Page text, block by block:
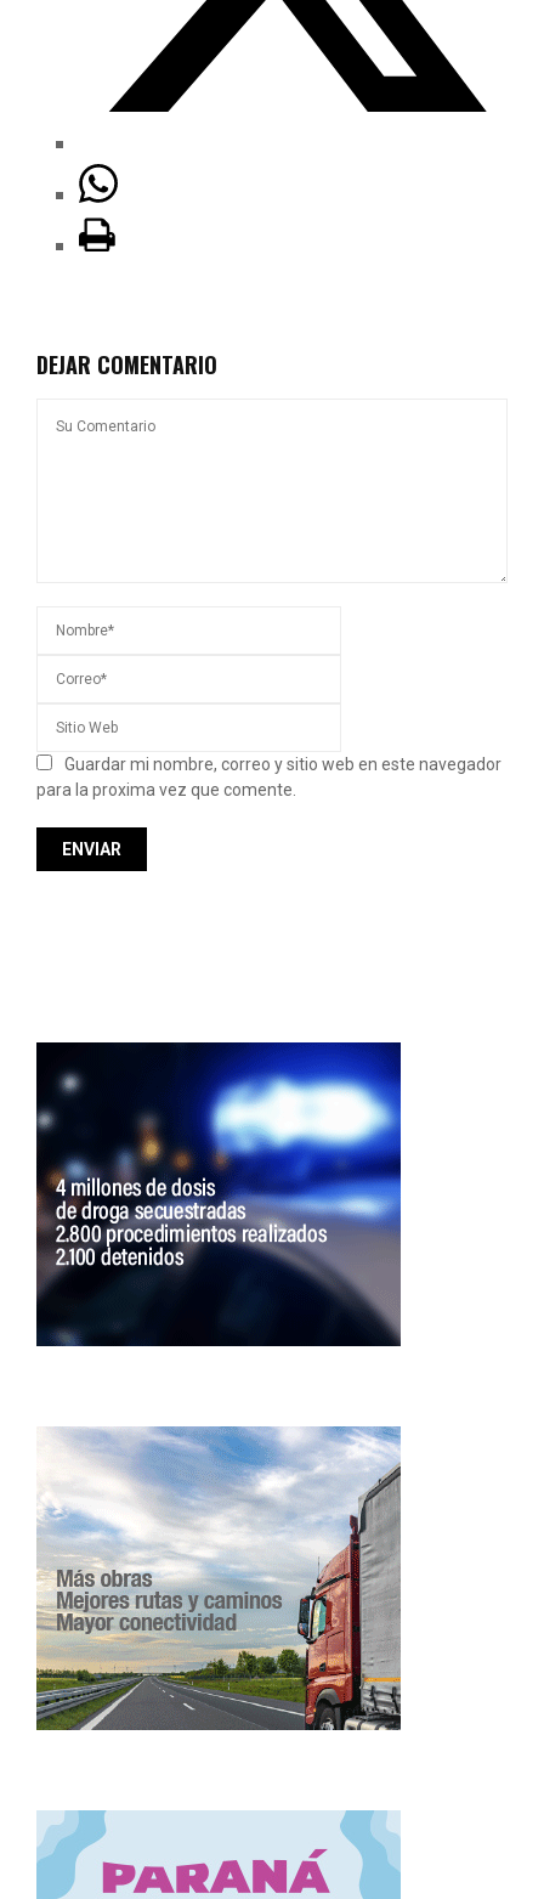
DEJAR COMENTARIO
Guardar mi nombre, correo y sitio web en este navegador
para la proxima vez que comente.